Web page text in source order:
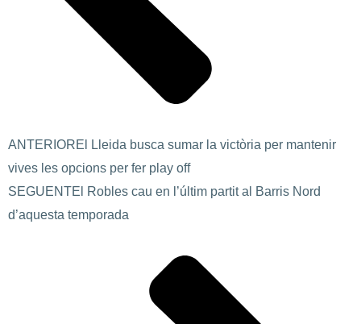
ANTERIOREl Lleida busca sumar la victòria per mantenir
vives les opcions per fer play off
SEGUENTEl Robles cau en l’últim partit al Barris Nord
d’aquesta temporada